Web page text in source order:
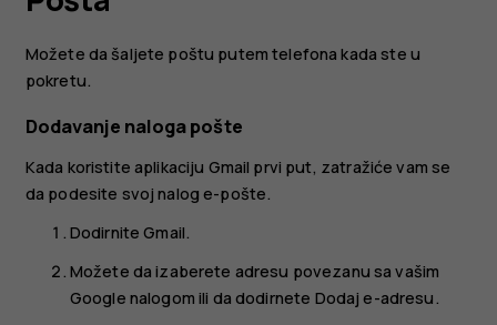
telefona
Nokia
G21
Možete da šaljete poštu putem telefona kada ste u
pokretu.
Dodavanje naloga pošte
Kada koristite aplikaciju Gmail prvi put, zatražiće vam se
da podesite svoj nalog e-pošte.
DodirniteGmail.
Možete da izaberete adresu povezanu sa vašim
Google nalogom ili da dodirnete Dodaj e-adresu.